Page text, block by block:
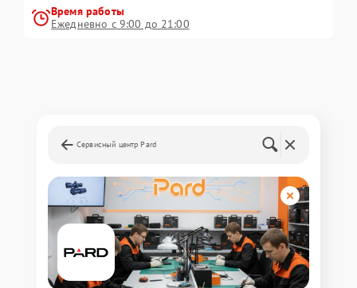
Время работы
Ежедневно с 9:00 до 21:00
Сервисный центр Pard